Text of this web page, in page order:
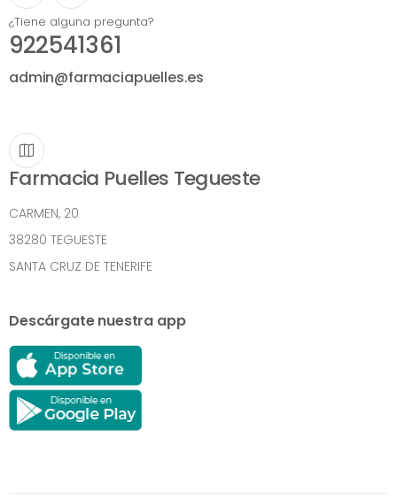
¿Tiene alguna pregunta?
922541361
admin@farmaciapuelles.es
Farmacia Puelles Tegueste
CARMEN, 20
38280 TEGUESTE
SANTA CRUZ DE TENERIFE
Descárgate nuestra app